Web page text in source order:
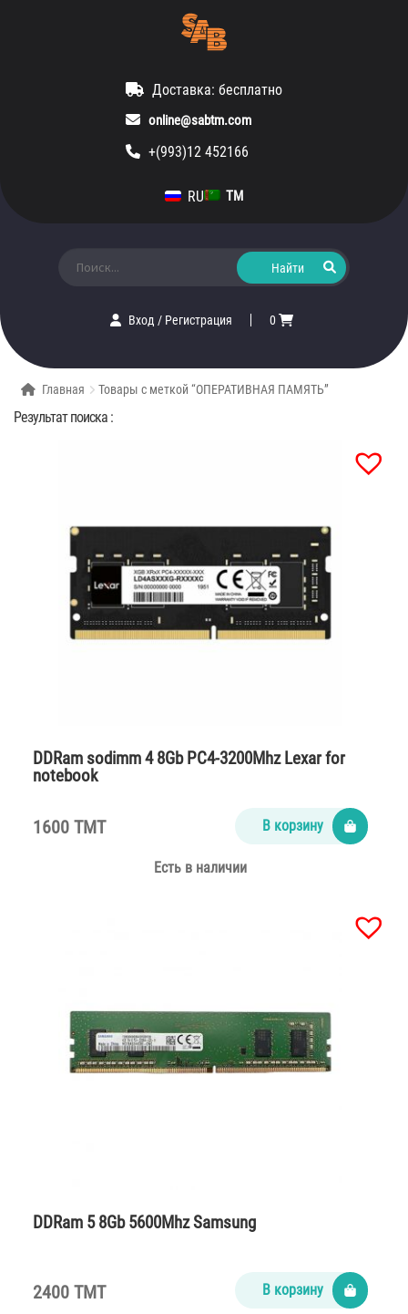
Доставка: бесплатно
online@sabtm.com
+(993)12 452166
RU TM
Вход/ Регистрация 0
Главная Товары с меткой “ОПЕРАТИВНАЯ ПАМЯТЬ”
Результат поиска :
DDRam sodimm 4 8Gb PC4-3200Mhz Lexar for
notebook
1600 TMT В корзину
Есть в наличии
DDRam 5 8Gb 5600Mhz Samsung
2400 TMT В корзину